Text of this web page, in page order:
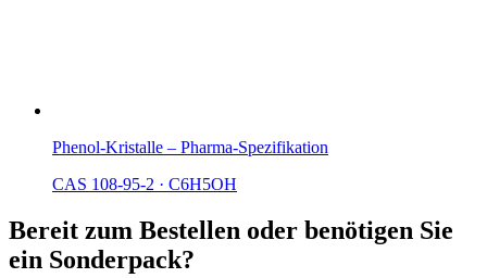
Phenol-Kristalle – Pharma-Spezifikation
CAS 108-95-2 · C6H5OH
Bereit zum Bestellen oder benötigen Sie
ein Sonderpack?